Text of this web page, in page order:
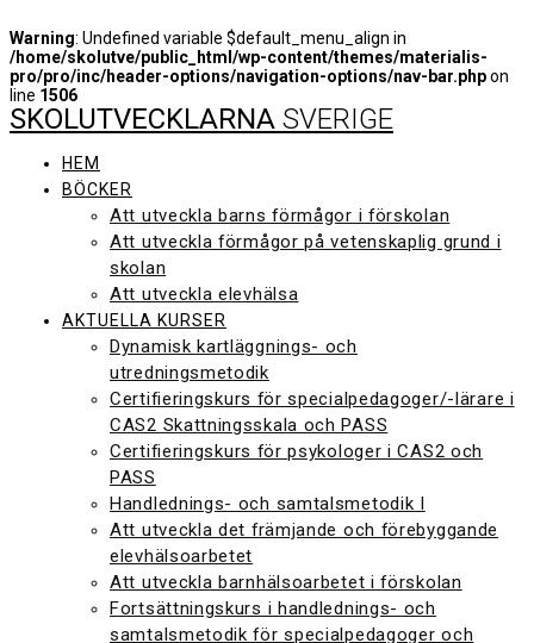
Warning: Undefined variable $default_menu_align in
/home/skolutve/public_html/wp-content/themes/materialis-
pro/pro/inc/header-options/navigation-options/nav-bar.phpon
line 1506
Hoppa
till
SKOLUTVECKLARNA SVERIGE
HEM
BÖCKER
Att utveckla barns förmågor i förskolan
Att utveckla förmågor på vetenskaplig grund i
skolan
Att utveckla elevhälsa
AKTUELLA KURSER
Dynamisk kartläggnings- och
utredningsmetodik
Certifieringskurs för specialpedagoger/-lärare i
CAS2 Skattningsskala och PASS
Certifieringskurs för psykologer i CAS2 och
PASS
Handlednings- och samtalsmetodik I
Att utveckla det främjande och förebyggande
elevhälsoarbetet
Att utveckla barnhälsoarbetet i förskolan
Fortsättningskurs i handlednings- och
samtalsmetodik för specialpedagoger och